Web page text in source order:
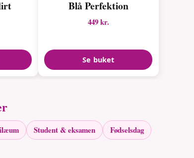
Blå Perfektion
449 kr.
Se buket
Student & eksamen Fødselsdag